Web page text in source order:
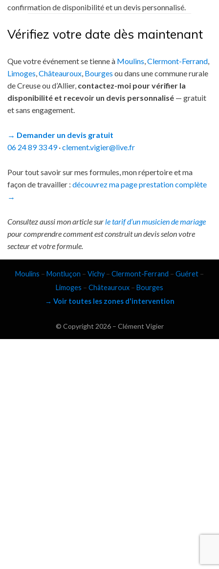
confirmation de disponibilité et un devis personnalisé.
Vérifiez votre date dès maintenant
Que votre événement se tienne à Moulins Clermont-Ferrand
Limoges Châteauroux Bourges ou dans une commune rurale
de Creuse ou d’Allier, contactez-moi pour vérifier la
disponibilité et recevoir un devis personnalisé — gratuit
et sans engagement.
→ Demander un devis gratuit
06 24 89 33 49·clement.vigier@live.fr
Pour tout savoir sur mes formules, mon répertoire et ma
façon de travailler : découvrez ma page prestation complète
→
Consultez aussi mon article sur le tarif d’un musicien de mariage
pour comprendre comment est construit un devis selon votre
secteur et votre formule.
Moulins – Montluçon – Vichy – Clermont-Ferrand – Guéret –
Limoges – Châteauroux – Bourges
→ Voir toutes les zones d'intervention
© Copyright 2026 – Clément Vigier
Keratin Theme byThemeCot⋅Powered byWordPress